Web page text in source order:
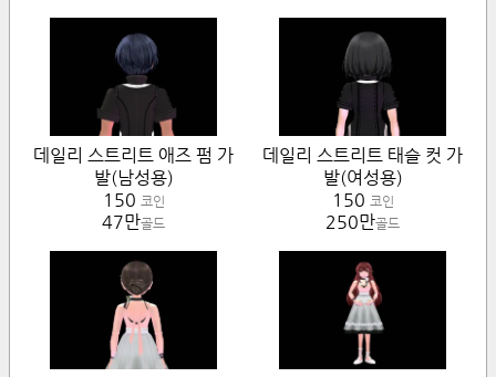
데일리 스트리트 애즈 펌 가
발(남성용)
150 코인
47만골드
데일리 스트리트 태슬 컷 가
발(여성용)
150 코인
250만골드